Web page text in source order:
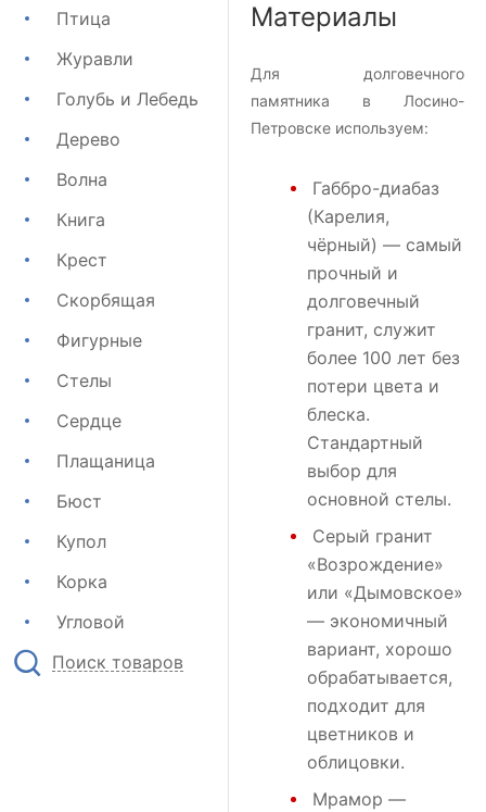
Птица
Журавли
Голубь и Лебедь
Дерево
Волна
Книга
Крест
Скорбящая
Фигурные
Стелы
Сердце
Плащаница
Бюст
Купол
Корка
Угловой
Поиск товаров
Материалы
Для долговечного
памятника в Лосино-
Петровске используем:
Габбро-диабаз
(Карелия,
чёрный) — самый
прочный и
долговечный
гранит, служит
более 100 лет без
потери цвета и
блеска.
Стандартный
выбор для
основной стелы.
Серый гранит
«Возрождение»
или «Дымовское»
— экономичный
вариант, хорошо
обрабатывается,
подходит для
цветников и
облицовки.
Мрамор —